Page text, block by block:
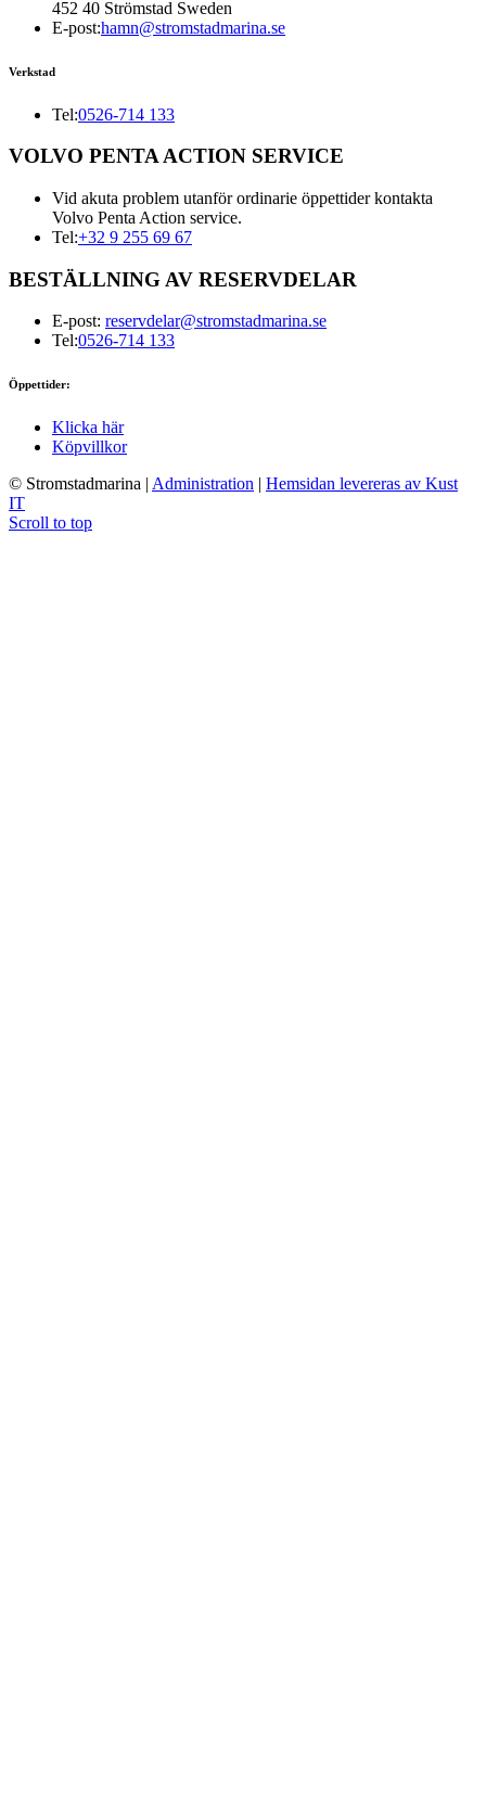
452 40 Strömstad Sweden
E-post:hamn@stromstadmarina.se
Verkstad
Tel:0526-714 133
VOLVO PENTA ACTION SERVICE
Vid akuta problem utanför ordinarie öppettider kontakta
Volvo Penta Action service.
Tel:+32 9 255 69 67
BESTÄLLNING AV RESERVDELAR
E-post: reservdelar@stromstadmarina.se
Tel:0526-714 133
Öppettider:
Klicka här
Köpvillkor
© Stromstadmarina | Administration | Hemsidan levereras av Kust
IT
Scroll to top